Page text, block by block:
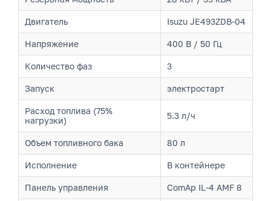
Двигатель Isuzu JE493ZDB-04
Напряжение 400 В / 50 Гц
Количество фаз 3
Запуск электростарт
Расход топлива (75%
нагрузки)
5.3 л/ч
Объем топливного бака 80 л
Исполнение В контейнере
Панель управления ComAp IL-4 AMF 8